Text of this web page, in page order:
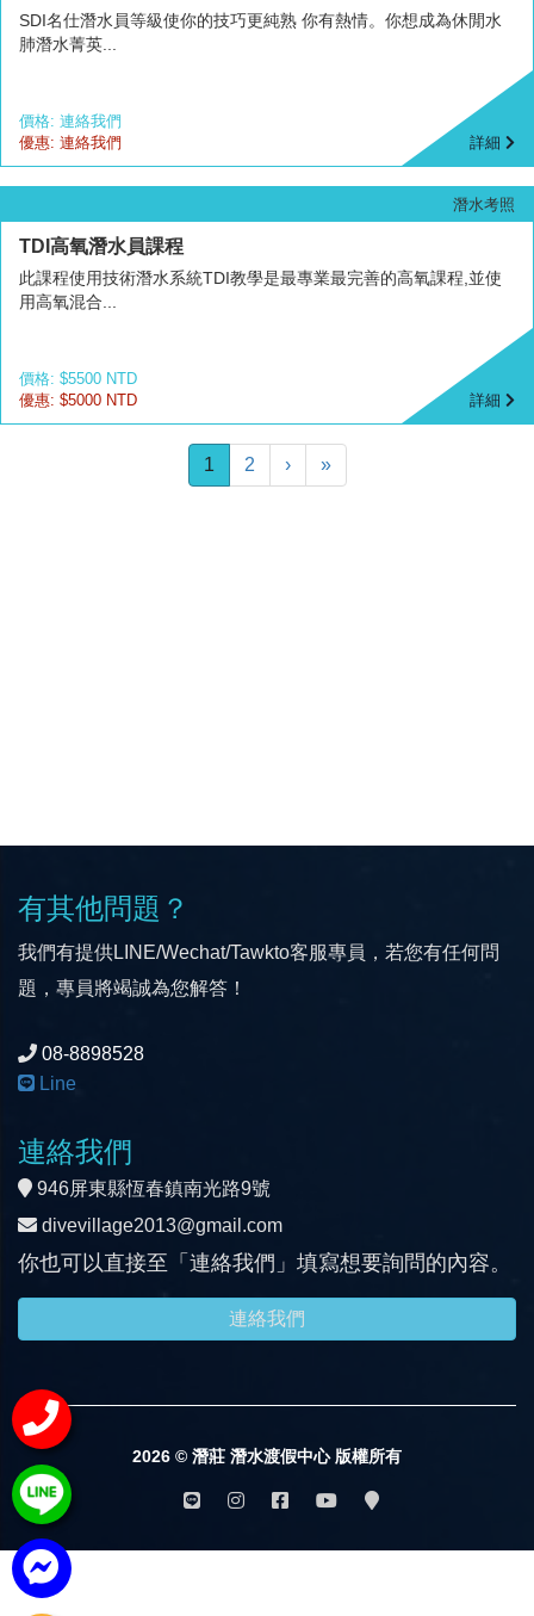
SDI名仕潛水員等級使你的技巧更純熟 你有熱情。你想成為休閒水
肺潛水菁英...
價格: 連絡我們
優惠: 連絡我們
詳細
潛水考照
TDI高氧潛水員課程
此課程使用技術潛水系統TDI教學是最專業最完善的高氧課程,並使
用高氧混合...
價格: $5500 NTD
優惠: $5000 NTD
詳細
1 2 › »
有其他問題？
我們有提供LINE/Wechat/Tawkto客服專員，若您有任何問
題，專員將竭誠為您解答！
08-8898528
Line
連絡我們
946屏東縣恆春鎮南光路9號
divevillage2013@gmail.com
你也可以直接至「連絡我們」填寫想要詢問的內容。
連絡我們
2026 © 潛莊 潛水渡假中心 版權所有